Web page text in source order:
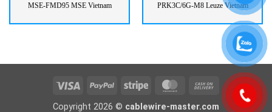
MSE-FMD95 MSE Vietnam PRK3C/6G-M8 Leuze Vietnam
Visa PayPal Stripe MasterCard
Cash
On
Copyright 2026 © cablewire-master.com